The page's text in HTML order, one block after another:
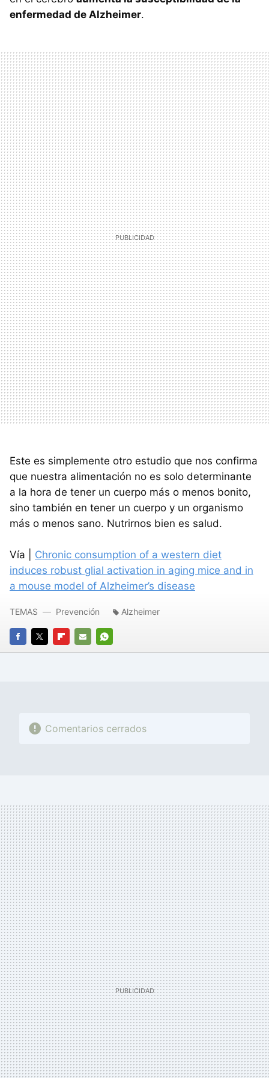
enfermedad de Alzheimer.
Este es simplemente otro estudio que nos confirma
que nuestra alimentación no es solo determinante
a la hora de tener un cuerpo más o menos bonito,
sino también en tener un cuerpo y un organismo
más o menos sano. Nutrirnos bien es salud.
Vía | Chronic consumption of a western diet
induces robust glial activation in aging mice and in
a mouse model of Alzheimer’s disease
FACEBOOK
TWITTERFLIPBOARD
E-
WHATSAPP
TEMAS Prevención Alzheimer
Comentarios cerrados